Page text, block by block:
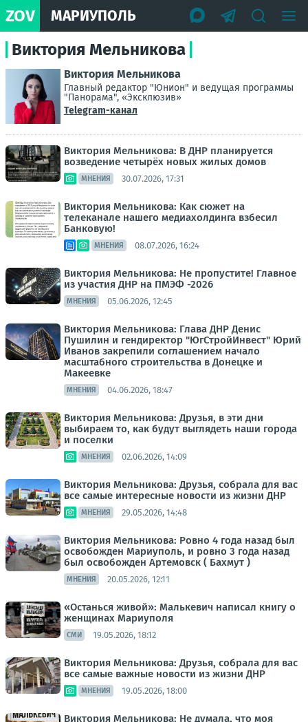
ZOV МАРИУПОЛЬ
Виктория Мельникова
Виктория Мельникова
Главный редактор "Юнион" и ведущая программы
"Панорама", «Эксклюзив»
Telegram-канал
Виктория Мельникова: В ДНР планируется
возведение четырёх новых жилых домов
МНЕНИЯ 30.07.2026, 17:31
Виктория Мельникова: Как сюжет на
телеканале нашего медиахолдинга взбесил
Банковую!
МНЕНИЯ 08.07.2026, 16:24
Виктория Мельникова: Не пропустите! Главное
из участия ДНР на ПМЭФ -2026
МНЕНИЯ 05.06.2026, 12:45
Виктория Мельникова: Глава ДНР Денис
Пушилин и гендиректор "ЮгСтройИнвест" Юрий
Иванов закрепили соглашением начало
масштабного строительства в Донецке и
Макеевке
МНЕНИЯ 04.06.2026, 18:47
Виктория Мельникова: Друзья, в эти дни
выбираем то, как будут выглядеть наши города
и поселки
МНЕНИЯ 02.06.2026, 14:09
Виктория Мельникова: Друзья, собрала для вас
все самые интересные новости из жизни ДНР
МНЕНИЯ 29.05.2026, 14:48
Виктория Мельникова: Ровно 4 года назад был
освобожден Мариуполь, и ровно 3 года назад
был освобожден Артемовск ( Бахмут )
МНЕНИЯ 20.05.2026, 12:11
«Останься живой»: Малькевич написал книгу о
женщинах Мариуполя
СМИ 19.05.2026, 18:12
Виктория Мельникова: Друзья, собрала для вас
все самые важные новости из жизни ДНР
МНЕНИЯ 19.05.2026, 18:00
Виктория Мельникова: Не думала, что моя